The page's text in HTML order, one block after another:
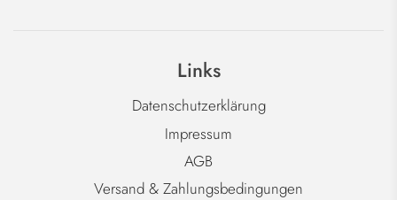
Links
Datenschutzerklärung
Impressum
AGB
Versand & Zahlungsbedingungen